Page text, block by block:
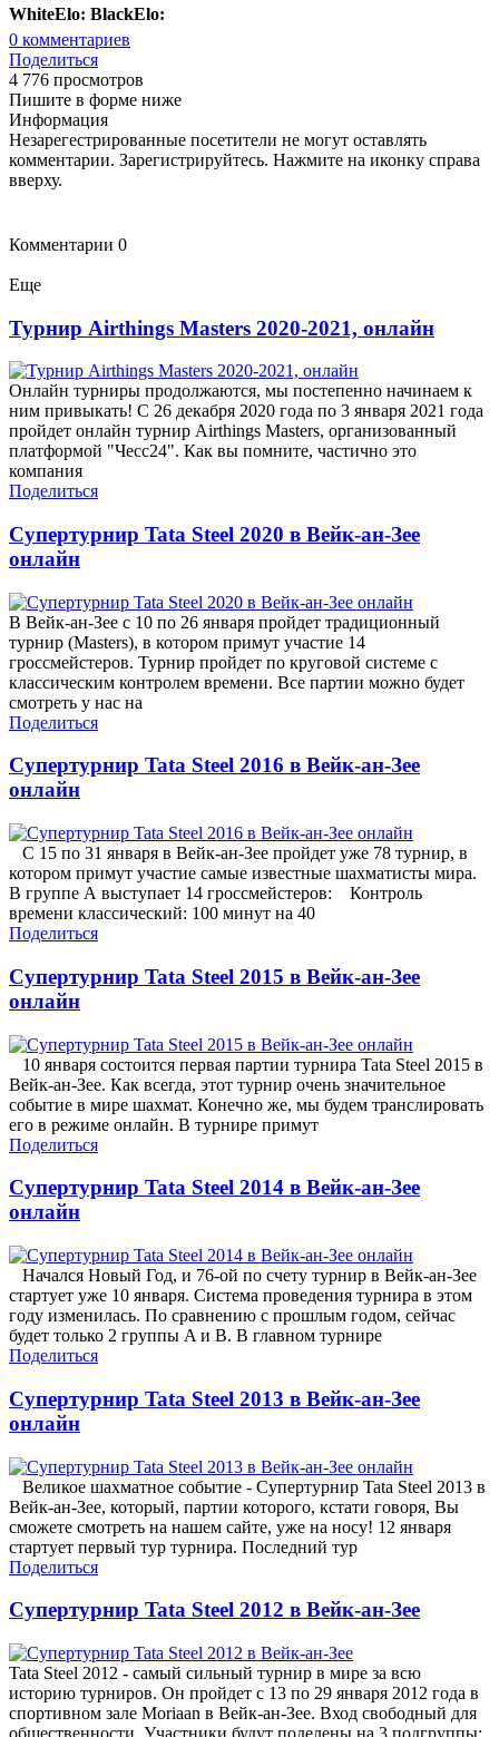
WhiteElo: BlackElo:
0 комментариев
Поделиться
4 776 просмотров
Пишите в форме ниже
Информация
Незарегестрированные посетители не могут оставлять
комментарии. Зарегистрируйтесь. Нажмите на иконку справа
вверху.
Комментарии 0
Еще
Турнир Airthings Masters 2020-2021, онлайн
Онлайн турниры продолжаются, мы постепенно начинаем к
ним привыкать! С 26 декабря 2020 года по 3 января 2021 года
пройдет онлайн турнир Airthings Masters, организованный
платформой "Чесс24". Как вы помните, частично это
компания
Поделиться
Супертурнир Tata Steel 2020 в Вейк-ан-Зее
онлайн
В Вейк-ан-Зее с 10 по 26 января пройдет традиционный
турнир (Masters), в котором примут участие 14
гроссмейстеров. Турнир пройдет по круговой системе с
классическим контролем времени. Все партии можно будет
смотреть у нас на
Поделиться
Супертурнир Tata Steel 2016 в Вейк-ан-Зее
онлайн
С 15 по 31 января в Вейк-ан-Зее пройдет уже 78 турнир, в
котором примут участие самые известные шахматисты мира.
В группе А выступает 14 гроссмейстеров: Контроль
времени классический: 100 минут на 40
Поделиться
Супертурнир Tata Steel 2015 в Вейк-ан-Зее
онлайн
10 января состоится первая партии турнира Tata Steel 2015 в
Вейк-ан-Зее. Как всегда, этот турнир очень значительное
событие в мире шахмат. Конечно же, мы будем транслировать
его в режиме онлайн. В турнире примут
Поделиться
Супертурнир Tata Steel 2014 в Вейк-ан-Зее
онлайн
Начался Новый Год, и 76-ой по счету турнир в Вейк-ан-Зее
стартует уже 10 января. Система проведения турнира в этом
году изменилась. По сравнению с прошлым годом, сейчас
будет только 2 группы A и B. В главном турнире
Поделиться
Супертурнир Tata Steel 2013 в Вейк-ан-Зее
онлайн
Великое шахматное событие - Супертурнир Tata Steel 2013 в
Вейк-ан-Зее, который, партии которого, кстати говоря, Вы
сможете смотреть на нашем сайте, уже на носу! 12 января
стартует первый тур турнира. Последний тур
Поделиться
Супертурнир Tata Steel 2012 в Вейк-ан-Зее
Tata Steel 2012 - самый сильный турнир в мире за всю
историю турниров. Он пройдет с 13 по 29 января 2012 года в
спортивном зале Moriaan в Вейк-ан-Зее. Вход свободный для
общественности. Участники будут поделены на 3 подгруппы: